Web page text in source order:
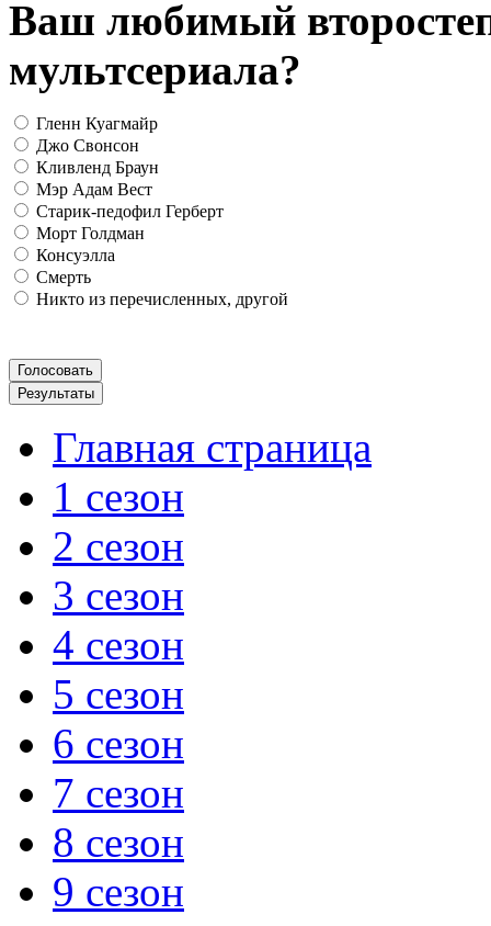
Ваш любимый
мультсериала?
Гленн Куагмайр
Джо Свонсон
Кливленд Браун
Мэр Адам Вест
Старик-педофил Герберт
Морт Голдман
Консуэлла
Смерть
Никто из перечисленных, другой
Главная страница
1 сезон
2 сезон
3 сезон
4 сезон
5 сезон
6 сезон
7 сезон
8 сезон
9 сезон